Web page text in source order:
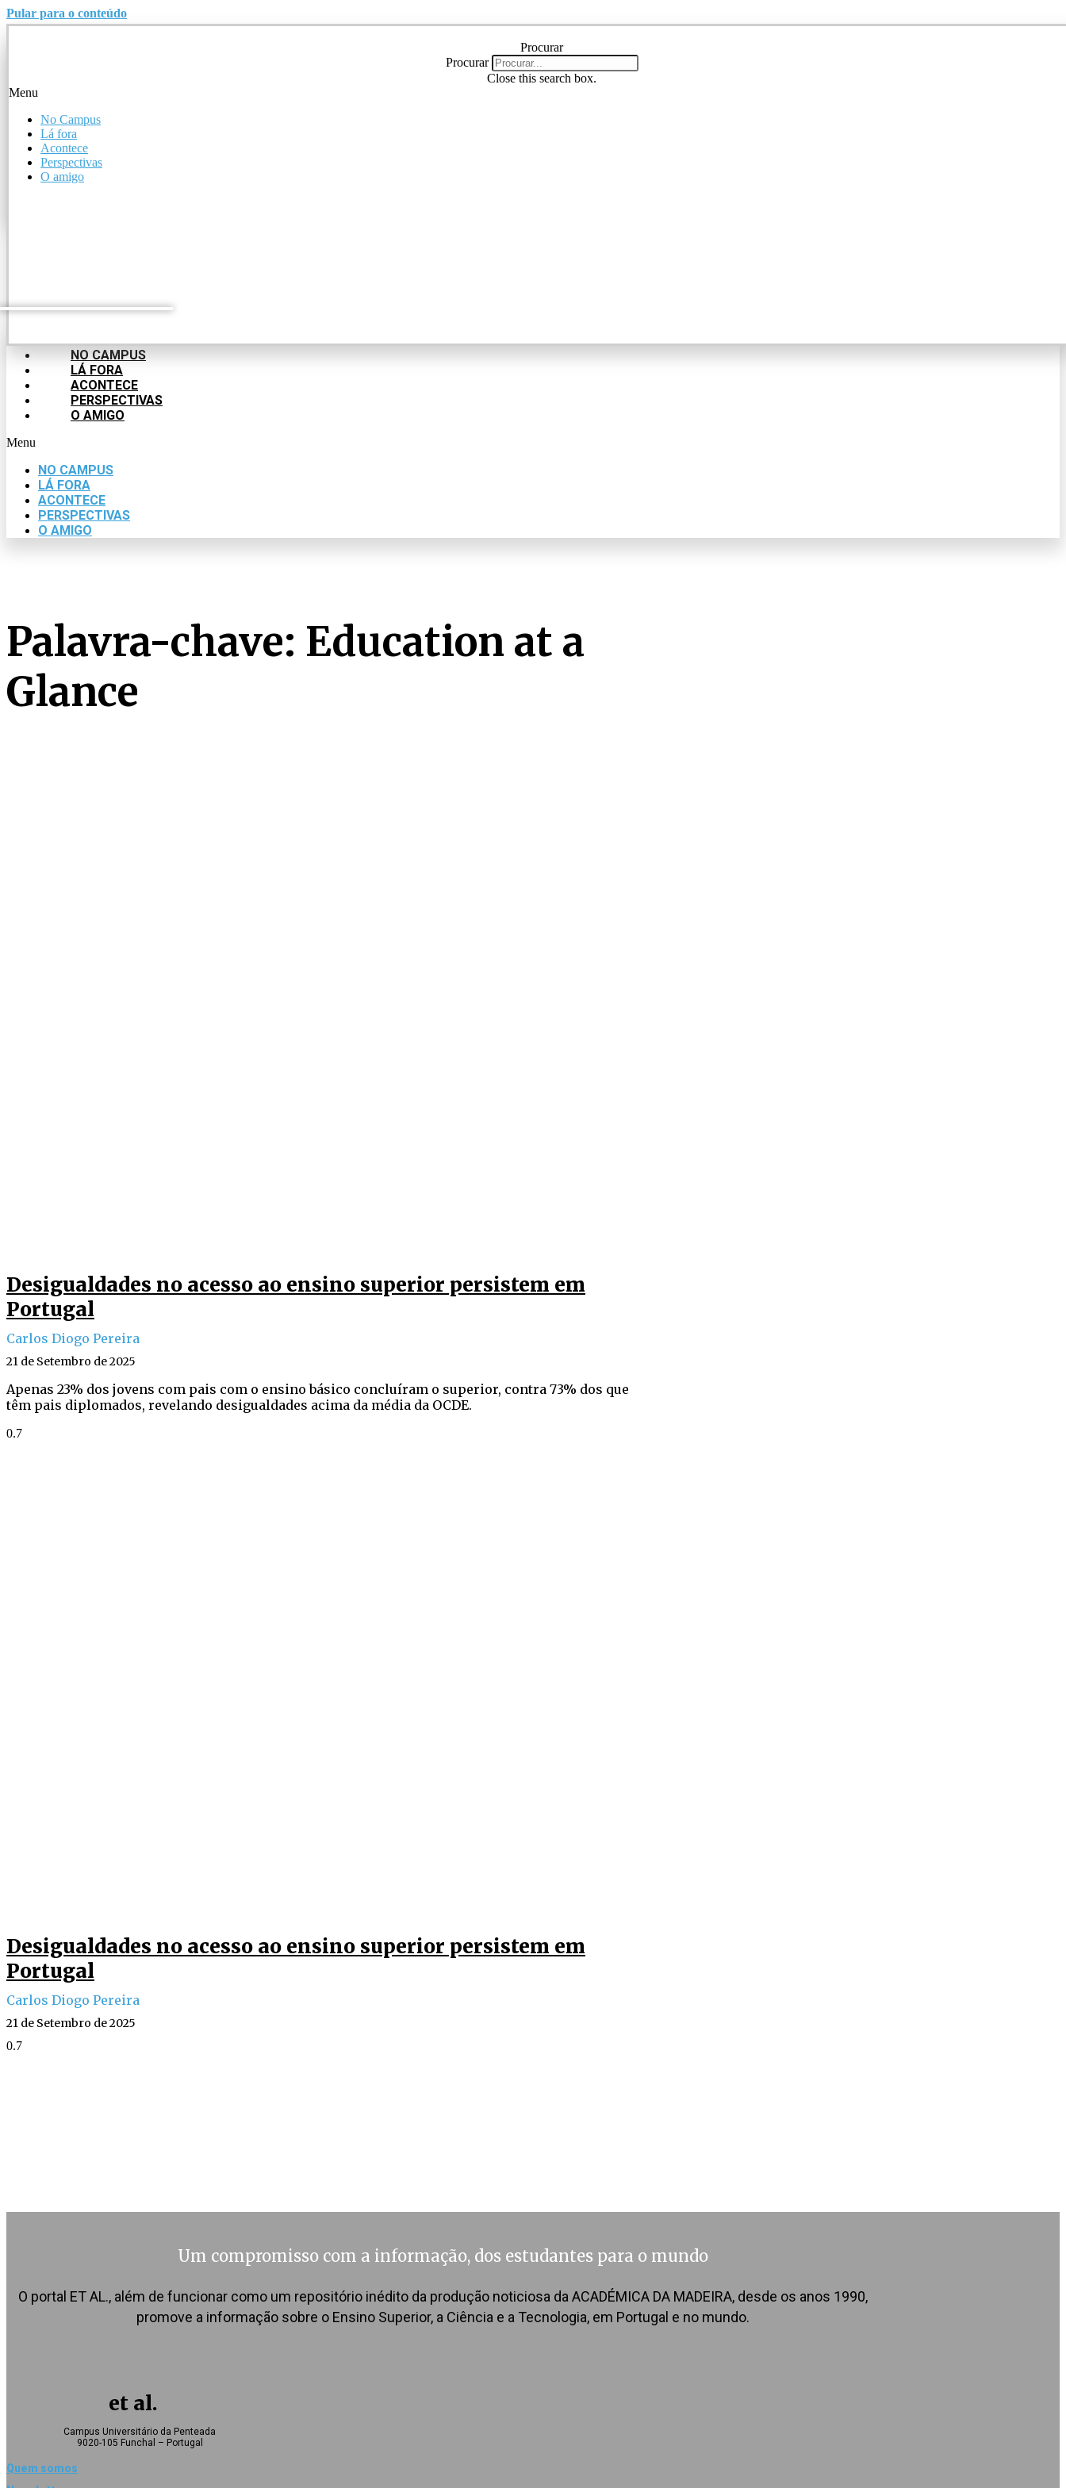
Pular para o conteúdo
Procurar
Procurar
Close this search box.
Menu
No Campus
Lá fora
Acontece
Perspectivas
O amigo
Procurar
No Campus
Lá fora
Acontece
Perspectivas
NO CAMPUS
LÁ FORA
ACONTECE
PERSPECTIVAS
O AMIGO
Menu
NO CAMPUS
LÁ FORA
ACONTECE
PERSPECTIVAS
O AMIGO
Palavra-chave: Education at a
Glance
Desigualdades no acesso ao ensino superior persistem em
Portugal
Carlos Diogo Pereira
21 de Setembro de 2025
Apenas 23% dos jovens com pais com o ensino básico concluíram o superior, contra 73% dos que
têm pais diplomados, revelando desigualdades acima da média da OCDE.
Desigualdades no acesso ao ensino superior persistem em
Portugal
Carlos Diogo Pereira
21 de Setembro de 2025
Um compromisso com a informação, dos estudantes para o mundo
O portal ET AL., além de funcionar como um repositório inédito da produção noticiosa da ACADÉMICA DA MADEIRA, desde os anos 1990,
promove a informação sobre o Ensino Superior, a Ciência e a Tecnologia, em Portugal e no mundo.
et al.
Campus Universitário da Penteada
9020-105 Funchal – Portugal
Quem somos